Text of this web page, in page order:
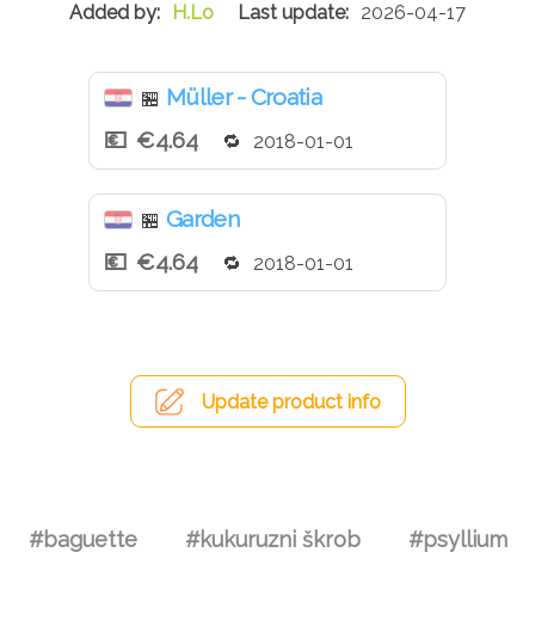
H.Lo
2026-04-17
🏪 Müller - Croatia
€4.64
2018-01-01
🏪 Garden
€4.64
2018-01-01
Update product info
#baguette #kukuruzni škrob #psyllium